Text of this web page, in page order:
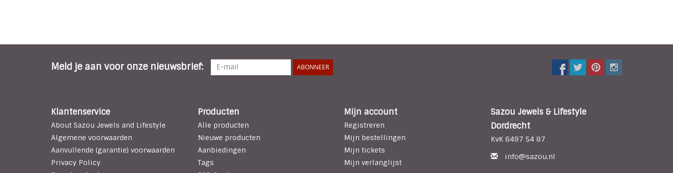
Meld je aan voor onze nieuwsbrief: ABONNEER
Klantenservice
About Sazou Jewels and Lifestyle
Algemene voorwaarden
Aanvullende (garantie) voorwaarden
Privacy Policy
Producten
Alle producten
Nieuwe producten
Aanbiedingen
Tags
Mijn account
Registreren
Mijn bestellingen
Mijn tickets
Mijn verlanglijst
Sazou Jewels & Lifestyle
Dordrecht
KvK 6497 54 87
info@sazou.nl